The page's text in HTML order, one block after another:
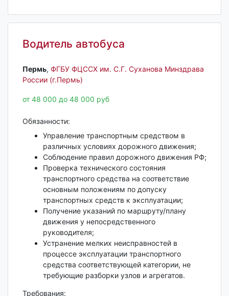
Водитель автобуса
Пермь‎, ФГБУ ФЦССХ им. С.Г. Суханова Минздрава
России (г.Пермь)
от 48 000 до 48 000 руб
Обязанности:
Управление транспортным средством в
различных условиях дорожного движения;
Соблюдение правил дорожного движения РФ;
Проверка технического состояния
транспортного средства на соответствие
основным положениям по допуску
транспортных средств к эксплуатации;
Получение указаний по маршруту/плану
движения у непосредственного
руководителя;
Устранение мелких неисправностей в
процессе эксплуатации транспортного
средства соответствующей категории, не
требующие разборки узлов и агрегатов.
Требования: